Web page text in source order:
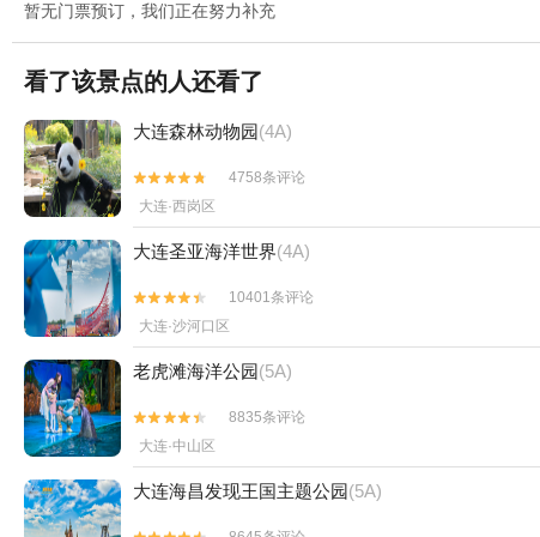
暂无门票预订，我们正在努力补充
看了该景点的人还看了
大连森林动物园(4A)


4758条评论
大连·西岗区
大连圣亚海洋世界(4A)


10401条评论
大连·沙河口区
老虎滩海洋公园(5A)


8835条评论
大连·中山区
大连海昌发现王国主题公园(5A)